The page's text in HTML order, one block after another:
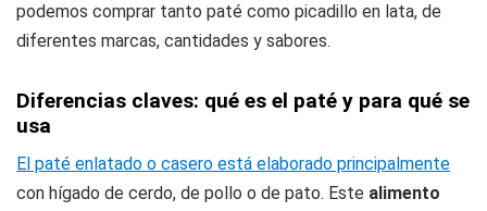
podemos comprar tanto paté como picadillo en lata, de
diferentes marcas, cantidades y sabores.
Diferencias claves: qué es el paté y para qué se
usa
El paté enlatado o casero está elaborado principalmente
con hígado de cerdo, de pollo o de pato. Este alimento